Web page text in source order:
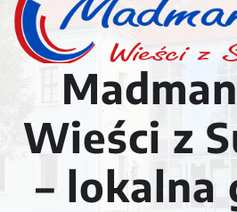
Wieści z
– lokalna